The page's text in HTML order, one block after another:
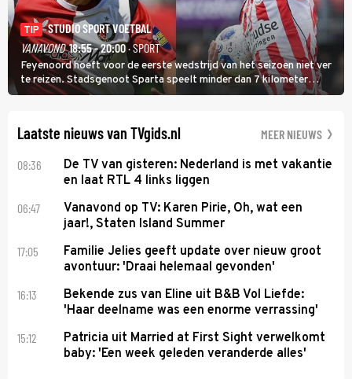
TIP
STUDIO SPORT VOETBAL
VANAVOND 18:55 - 20:00· SPORT
Feyenoord hoeft voor de eerste wedstrijd van het seizoen niet ver
te reizen. Stadsgenoot Sparta speelt minder dan 7 kilometer
verderop. Feyenoord trok de Spaanse spits Nacho Ferri aan van
Laatste nieuws van TVgids.nl MEER NIEUWS
08:36
De TV van gisteren: Nederland is met vakantie
en laat RTL 4 links liggen
06:47
Vanavond op TV: Karen Pirie, Oh, wat een
jaar!, Staten Island Summer
17:05
Familie Jelies geeft update over nieuw groot
avontuur: 'Draai helemaal gevonden'
16:13
Bekende zus van Eline uit B&B Vol Liefde:
'Haar deelname was een enorme verrassing'
15:12
Patricia uit Married at First Sight verwelkomt
baby: 'Een week geleden veranderde alles'